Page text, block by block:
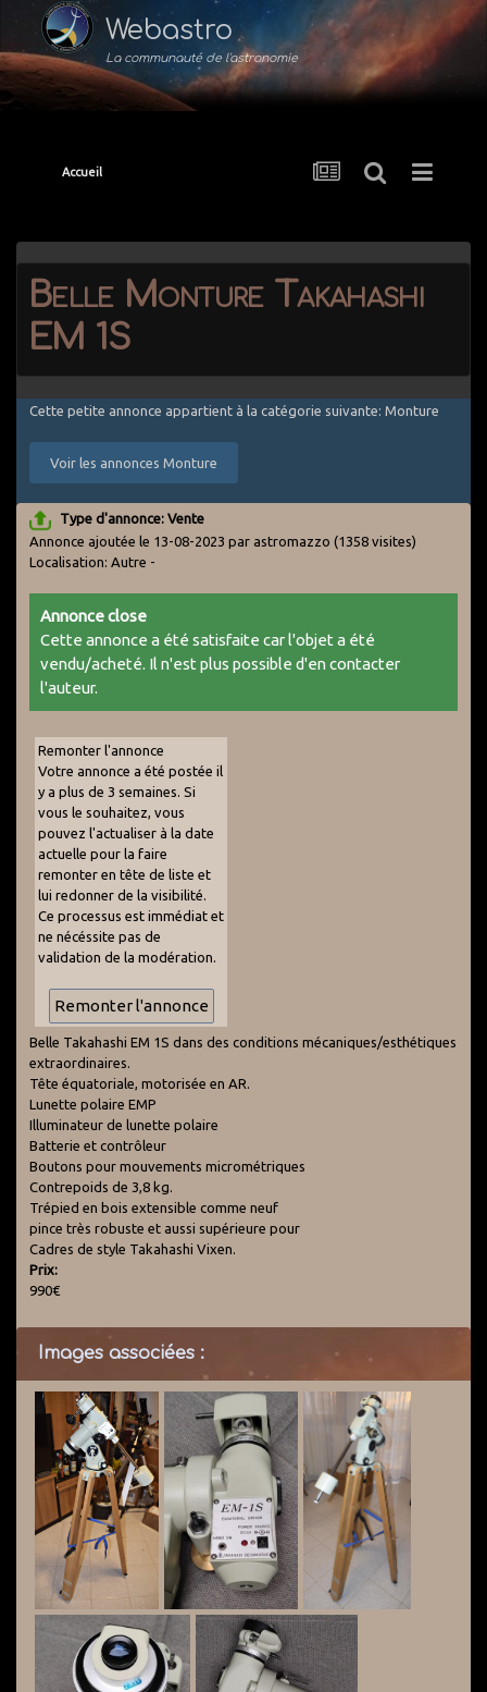
Webastro
La communauté de l'astronomie
Accueil
Belle Monture Takahashi
EM 1S
Cette petite annonce appartient à la catégorie suivante: Monture
Voir les annonces Monture
Type d'annonce: Vente
Annonce ajoutée le 13-08-2023 par astromazzo (1358 visites)
Localisation: Autre -
Annonce close
Cette annonce a été satisfaite car l'objet a été
vendu/acheté. Il n'est plus possible d'en contacter
l'auteur.
Remonter l'annonce
Votre annonce a été postée il
y a plus de 3 semaines. Si
vous le souhaitez, vous
pouvez l'actualiser à la date
actuelle pour la faire
remonter en tête de liste et
lui redonner de la visibilité.
Ce processus est immédiat et
ne nécéssite pas de
validation de la modération.
Belle Takahashi EM 1S dans des conditions mécaniques/esthétiques
extraordinaires.
Tête équatoriale, motorisée en AR.
Lunette polaire EMP
Illuminateur de lunette polaire
Batterie et contrôleur
Boutons pour mouvements micrométriques
Contrepoids de 3,8 kg.
Trépied en bois extensible comme neuf
pince très robuste et aussi supérieure pour
Cadres de style Takahashi Vixen.
Prix:
990€
Images associées :